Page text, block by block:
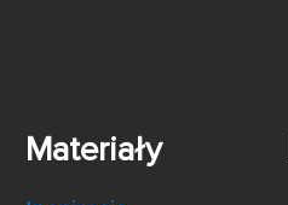
Materiały